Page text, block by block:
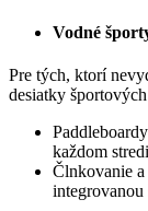
Vodné
Pre tých, ktorí
desiatky
každom
Člnkovanie